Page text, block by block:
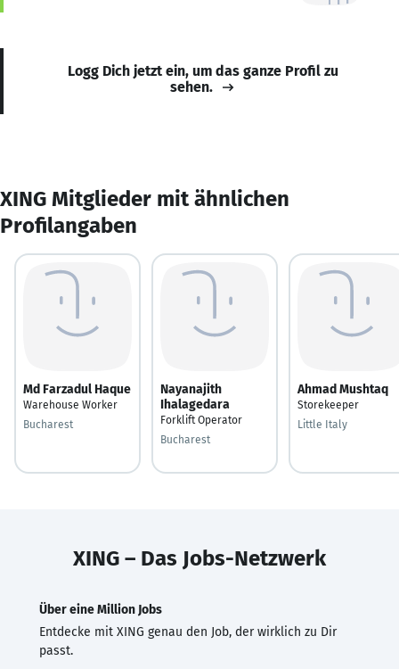
Logg Dich jetzt ein, um das ganze Profil zu
sehen.
XING Mitglieder mit ähnlichen
Profilangaben
Md Farzadul Haque
Warehouse Worker
Bucharest
Nayanajith
Ihalagedara
Forklift Operator
Bucharest
Ahmad Mushtaq
Storekeeper
Little Italy
XING – Das Jobs-Netzwerk
Über eine Million Jobs
Entdecke mit XING genau den Job, der wirklich zu Dir
passt.